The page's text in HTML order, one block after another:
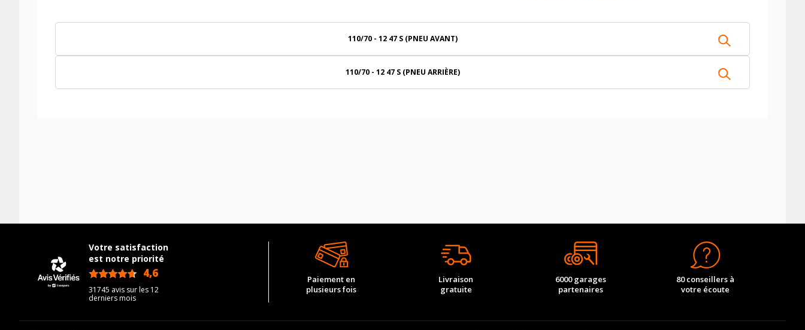
110/70 - 12 47 S (PNEU AVANT)
110/70 - 12 47 S (PNEU ARRIÈRE)
Votre satisfaction
est notre priorité
4,6
31745 avis sur les 12
derniers mois
Paiement en
plusieurs fois
Livraison
gratuite
6000 garages
partenaires
80 conseillers à
votre écoute